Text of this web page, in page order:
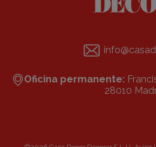
Oficina permanente:
28010